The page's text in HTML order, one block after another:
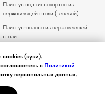
cookies (куки).
с Политикой
персональных данных.
Плинтус под гипсокартон из
нержавеющей стали (теневой)
Плинтус-полоса из нержавеющей
стали
нержавеющей стали